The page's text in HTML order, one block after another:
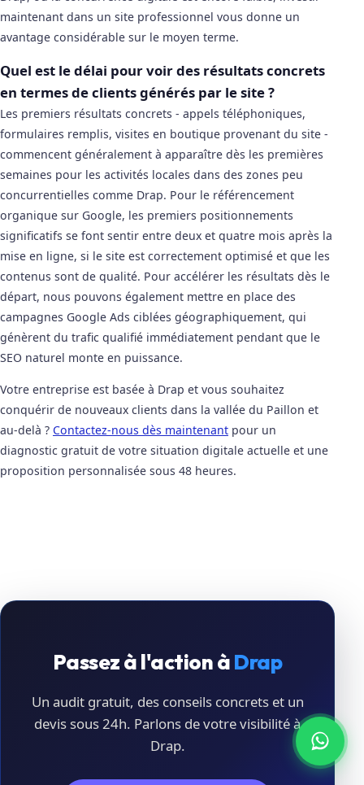
maintenant dans un site professionnel vous donne un
avantage considérable sur le moyen terme.
Quel est le délai pour voir des résultats concrets
en termes de clients générés par le site ?
Les premiers résultats concrets - appels téléphoniques,
formulaires remplis, visites en boutique provenant du site -
commencent généralement à apparaître dès les premières
semaines pour les activités locales dans des zones peu
concurrentielles comme Drap. Pour le référencement
organique sur Google, les premiers positionnements
significatifs se font sentir entre deux et quatre mois après la
mise en ligne, si le site est correctement optimisé et que les
contenus sont de qualité. Pour accélérer les résultats dès le
départ, nous pouvons également mettre en place des
campagnes Google Ads ciblées géographiquement, qui
génèrent du trafic qualifié immédiatement pendant que le
SEO naturel monte en puissance.
Votre entreprise est basée à Drap et vous souhaitez
conquérir de nouveaux clients dans la vallée du Paillon et
au-delà ? Contactez-nous dès maintenant pour un
diagnostic gratuit de votre situation digitale actuelle et une
proposition personnalisée sous 48 heures.
Passez à l'action àDrap
Un audit gratuit, des conseils concrets et un
devis sous 24h. Parlons de votre visibilité à
Drap.